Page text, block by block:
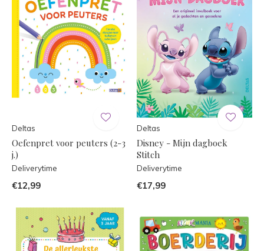
Deltas
Oefenpret voor peuters (2-3
j.)
Deliverytime
€12,99
Deltas
Disney - Mijn dagboek
Stitch
Deliverytime
€17,99